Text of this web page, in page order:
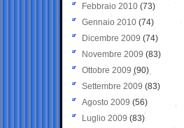
Febbraio 2010 (73)
Gennaio 2010 (74)
Dicembre 2009 (74)
Novembre 2009 (83)
Ottobre 2009 (90)
Settembre 2009 (83)
Agosto 2009 (56)
Luglio 2009 (83)